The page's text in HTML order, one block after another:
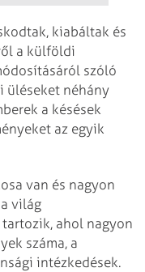
kiabáltak és
a külföldi
szóló
üléseket néhány
a késések
az egyik
van és nagyon
világ
ahol nagyon
száma, a
intézkedések.